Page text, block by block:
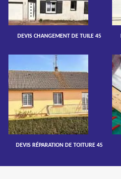
DEVIS CHANGEMENT DE TUILE 45
DEVIS RÉPARATION DE TOITURE 45